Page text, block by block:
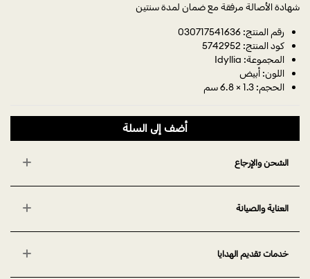
شهادة الأصالة مرفقة مع ضمان لمدة سنتين
رقم المنتج: 030717541636
كود المنتج: 5742952
المجموعة: Idyllia
اللون: أبيض
الحجم: 1.3 × 6.8 سم
أضف إلى السلة
الشحن والإرجاع
العناية والصيانة
خدمات تقديم الهدايا